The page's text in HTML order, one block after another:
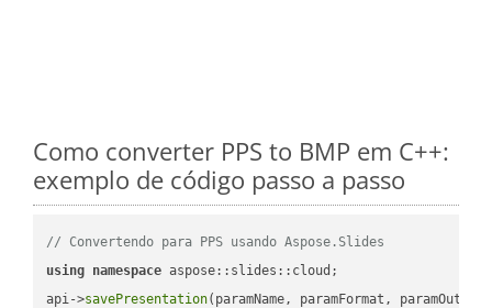
Como converter PPS to BMP em C++:
exemplo de código passo a passo
// Convertendo para PPS usando Aspose.Slides
using namespace aspose::slides::cloud;
api->savePresentation(paramName, paramFormat,